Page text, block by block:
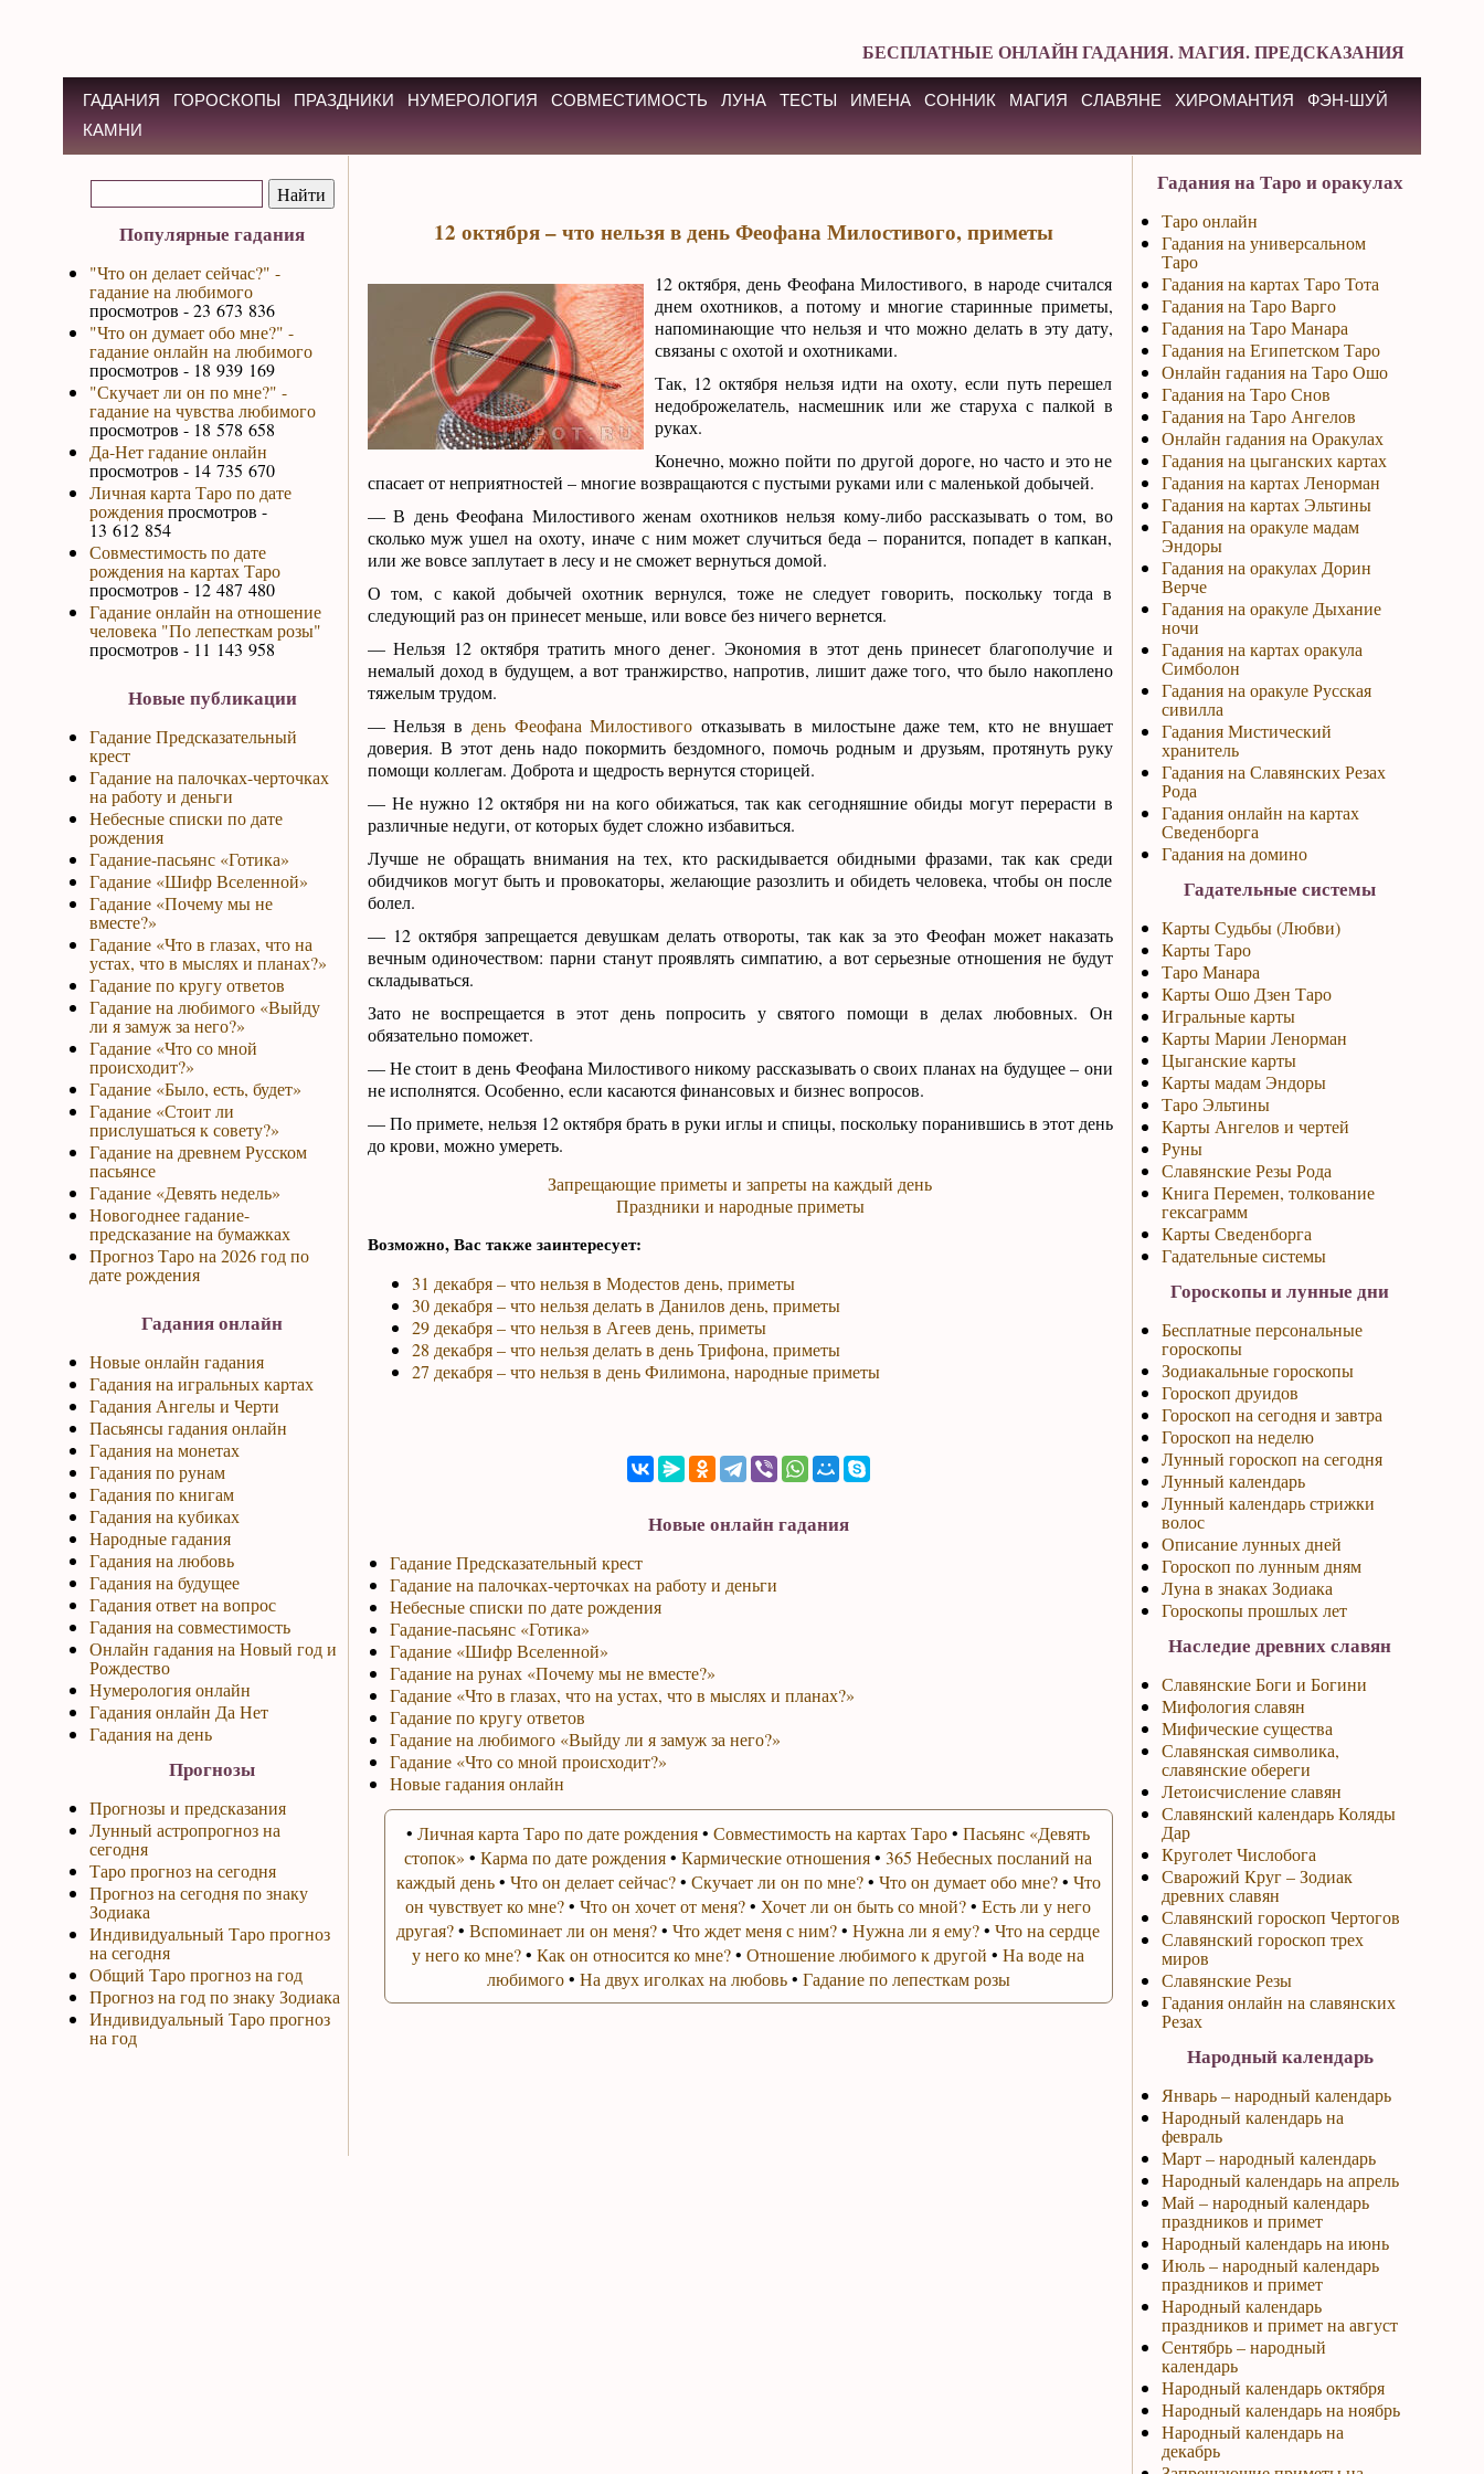
БЕСПЛАТНЫЕ ОНЛАЙН ГАДАНИЯ. МАГИЯ. ПРЕДСКАЗАНИЯ
ГАДАНИЯ ГОРОСКОПЫ ПРАЗДНИКИ НУМЕРОЛОГИЯ СОВМЕСТИМОСТЬ ЛУНА ТЕСТЫ ИМЕНА СОННИК МАГИЯ СЛАВЯНЕ ХИРОМАНТИЯ
ФЭН-ШУЙ
КАМНИ
Популярные гадания
"Что он делает сейчас?" -
гадание на любимого
просмотров - 23 673 836
"Что он думает обо мне?" -
гадание онлайн на любимого
просмотров - 18 939 169
"Скучает ли он по мне?" -
гадание на чувства любимого
просмотров - 18 578 658
Да-Нет гадание онлайн
просмотров - 14 735 670
Личная карта Таро по дате
рожденияпросмотров -
13 612 854
Совместимость по дате
рождения на картах Таро
просмотров - 12 487 480
Гадание онлайн на отношение
человека "По лепесткам розы"
просмотров - 11 143 958
Новые публикации
Гадание Предсказательный
крест
Гадание на палочках-черточках
на работу и деньги
Небесные списки по дате
рождения
Гадание-пасьянс «Готика»
Гадание «Шифр Вселенной»
Гадание «Почему мы не
вместе?»
Гадание «Что в глазах, что на
устах, что в мыслях и планах?»
Гадание по кругу ответов
Гадание на любимого «Выйду
ли я замуж за него?»
Гадание «Что со мной
происходит?»
Гадание «Было, есть, будет»
Гадание «Стоит ли
прислушаться к совету?»
Гадание на древнем Русском
пасьянсе
Гадание «Девять недель»
Новогоднее гадание-
предсказание на бумажках
Прогноз Таро на 2026 год по
дате рождения
Гадания онлайн
Новые онлайн гадания
Гадания на игральных картах
Гадания Ангелы и Черти
Пасьянсы гадания онлайн
Гадания на монетах
Гадания по рунам
Гадания по книгам
Гадания на кубиках
Народные гадания
Гадания на любовь
Гадания на будущее
Гадания ответ на вопрос
Гадания на совместимость
Онлайн гадания на Новый год и
Рождество
Нумерология онлайн
Гадания онлайн Да Нет
Гадания на день
Прогнозы
Прогнозы и предсказания
Лунный астропрогноз на
сегодня
Таро прогноз на сегодня
Прогноз на сегодня по знаку
Зодиака
Индивидуальный Таро прогноз
на сегодня
Общий Таро прогноз на год
Прогноз на год по знаку Зодиака
Индивидуальный Таро прогноз
на год
12 октября – что нельзя в день Феофана Милостивого, приметы
12 октября, день Феофана Милостивого, в народе считался
днем охотников, а потому и многие старинные приметы,
напоминающие что нельзя и что можно делать в эту дату,
связаны с охотой и охотниками.
Так, 12 октября нельзя идти на охоту, если путь перешел
недоброжелатель, насмешник или же старуха с палкой в
руках.
Конечно, можно пойти по другой дороге, но часто и это не
спасает от неприятностей – многие возвращаются с пустыми руками или с маленькой добычей.
— В день Феофана Милостивого женам охотников нельзя кому-либо рассказывать о том, во
сколько муж ушел на охоту, иначе с ним может случиться беда – поранится, попадет в капкан,
или же вовсе заплутает в лесу и не сможет вернуться домой.
О том, с какой добычей охотник вернулся, тоже не следует говорить, поскольку тогда в
следующий раз он принесет меньше, или вовсе без ничего вернется.
— Нельзя 12 октября тратить много денег. Экономия в этот день принесет благополучие и
немалый доход в будущем, а вот транжирство, напротив, лишит даже того, что было накоплено
тяжелым трудом.
— Нельзя в день Феофана Милостивого отказывать в милостыне даже тем, кто не внушает
доверия. В этот день надо покормить бездомного, помочь родным и друзьям, протянуть руку
помощи коллегам. Доброта и щедрость вернутся сторицей.
— Не нужно 12 октября ни на кого обижаться, так как сегодняшние обиды могут перерасти в
различные недуги, от которых будет сложно избавиться.
Лучше не обращать внимания на тех, кто раскидывается обидными фразами, так как среди
обидчиков могут быть и провокаторы, желающие разозлить и обидеть человека, чтобы он после
болел.
— 12 октября запрещается девушкам делать отвороты, так как за это Феофан может наказать
вечным одиночеством: парни станут проявлять симпатию, а вот серьезные отношения не будут
складываться.
Зато не воспрещается в этот день попросить у святого помощи в делах любовных. Он
обязательно поможет.
— Не стоит в день Феофана Милостивого никому рассказывать о своих планах на будущее – они
не исполнятся. Особенно, если касаются финансовых и бизнес вопросов.
— По примете, нельзя 12 октября брать в руки иглы и спицы, поскольку поранившись в этот день
до крови, можно умереть.
Запрещающие приметы и запреты на каждый день
Праздники и народные приметы
Возможно, Вас также заинтересует:
31 декабря – что нельзя в Модестов день, приметы
30 декабря – что нельзя делать в Данилов день, приметы
29 декабря – что нельзя в Агеев день, приметы
28 декабря – что нельзя делать в день Трифона, приметы
27 декабря – что нельзя в день Филимона, народные приметы
Новые онлайн гадания
Гадание Предсказательный крест
Гадание на палочках-черточках на работу и деньги
Небесные списки по дате рождения
Гадание-пасьянс «Готика»
Гадание «Шифр Вселенной»
Гадание на рунах «Почему мы не вместе?»
Гадание «Что в глазах, что на устах, что в мыслях и планах?»
Гадание по кругу ответов
Гадание на любимого «Выйду ли я замуж за него?»
Гадание «Что со мной происходит?»
Новые гадания онлайн
• Личная карта Таро по дате рождения• Совместимость на картах Таро• Пасьянс «Девять
стопок» • Карма по дате рождения• Кармические отношения• 365 Небесных посланий на
каждый день• Что он делает сейчас?• Скучает ли он по мне?• Что он думает обо мне?• Что
он чувствует ко мне?• Что он хочет от меня?• Хочет ли он быть со мной?• Есть ли у него
другая?• Вспоминает ли он меня?• Что ждет меня с ним?• Нужна ли я ему?• Что на сердце
у него ко мне?• Как он относится ко мне?• Отношение любимого к другой • На воде на
любимого• На двух иголках на любовь• Гадание по лепесткам розы
Гадания на Таро и оракулах
Таро онлайн
Гадания на универсальном
Таро
Гадания на картах Таро Тота
Гадания на Таро Варго
Гадания на Таро Манара
Гадания на Египетском Таро
Онлайн гадания на Таро Ошо
Гадания на Таро Снов
Гадания на Таро Ангелов
Онлайн гадания на Оракулах
Гадания на цыганских картах
Гадания на картах Ленорман
Гадания на картах Эльтины
Гадания на оракуле мадам
Эндоры
Гадания на оракулах Дорин
Верче
Гадания на оракуле Дыхание
ночи
Гадания на картах оракула
Симболон
Гадания на оракуле Русская
сивилла
Гадания Мистический
хранитель
Гадания на Славянских Резах
Рода
Гадания онлайн на картах
Сведенборга
Гадания на домино
Гадательные системы
Карты Судьбы (Любви)
Карты Таро
Таро Манара
Карты Ошо Дзен Таро
Игральные карты
Карты Марии Ленорман
Цыганские карты
Карты мадам Эндоры
Таро Эльтины
Карты Ангелов и чертей
Руны
Славянские Резы Рода
Книга Перемен, толкование
гексаграмм
Карты Сведенборга
Гадательные системы
Гороскопы и лунные дни
Бесплатные персональные
гороскопы
Зодиакальные гороскопы
Гороскоп друидов
Гороскоп на сегодня и завтра
Гороскоп на неделю
Лунный гороскоп на сегодня
Лунный календарь
Лунный календарь стрижки
волос
Описание лунных дней
Гороскоп по лунным дням
Луна в знаках Зодиака
Гороскопы прошлых лет
Наследие древних славян
Славянские Боги и Богини
Мифология славян
Мифические существа
Славянская символика,
славянские обереги
Летоисчисление славян
Славянский календарь Коляды
Дар
Круголет Числобога
Сварожий Круг – Зодиак
древних славян
Славянский гороскоп Чертогов
Славянский гороскоп трех
миров
Славянские Резы
Гадания онлайн на славянских
Резах
Народный календарь
Январь – народный календарь
Народный календарь на
февраль
Март – народный календарь
Народный календарь на апрель
Май – народный календарь
праздников и примет
Народный календарь на июнь
Июль – народный календарь
праздников и примет
Народный календарь
праздников и примет на август
Сентябрь – народный
календарь
Народный календарь октября
Народный календарь на ноябрь
Народный календарь на
декабрь